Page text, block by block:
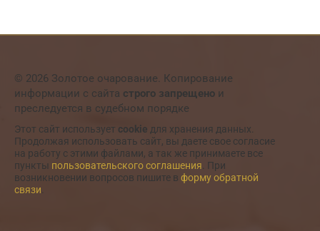
© 2026 Золотое очарование. Копирование
информации с сайта строго запрещено и
преследуется в судебном порядке
Этот сайт использует cookie для хранения данных.
Продолжая использовать сайт, вы даете свое согласие
на работу с этими файлами, а так же принимаете все
пункты пользовательского соглашения . При
возникновении вопросов пишите в форму обратной
связи